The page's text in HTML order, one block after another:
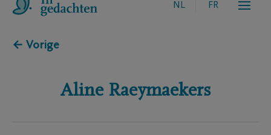
NL FR
← Vorige
Aline Raeymaekers